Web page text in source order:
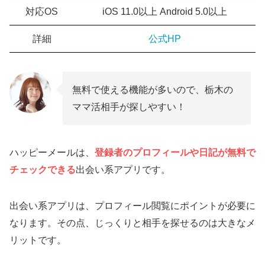
対応OS iOS 11.0以上 Android 5.0以上
詳細 公式HP
無料で使える機能が多いので、栃木の
ママ活相手が探しやすい！
ハッピーメールは、 登録者のプロフィールや日記が無料で
チェックできる出会い系アプリです。
出会い系アプリは、プロフィール閲覧にポイントが必要に
なります。その点、じっくりと相手を探せるのは大きなメ
リットです。